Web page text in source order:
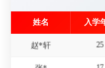
姓名 入学
赵*轩 25
张*